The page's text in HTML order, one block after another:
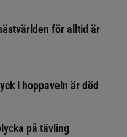
för alltid är
i hoppaveln är död
på tävling